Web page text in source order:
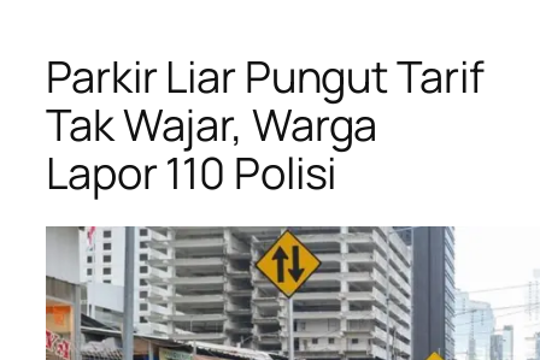
Parkir Liar Pungut Tarif
Tak Wajar, Warga
Lapor 110 Polisi